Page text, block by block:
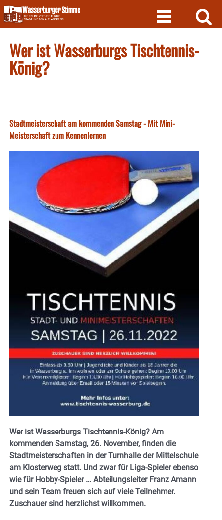
Skip
to
content
Wer ist Wasserburgs Tischtennis-
König?
Stadtmeisterschaft am kommenden Samstag - Mit Mini-
Meisterschaft zum Kennenlernen
Wer ist Wasserburgs Tischtennis-König? Am
kommenden Samstag, 26. November, finden die
Stadtmeisterschaften in der Turnhalle der Mittelschule
am Klosterweg statt. Und zwar für Liga-Spieler ebenso
wie für Hobby-Spieler … Abteilungsleiter Franz Amann
und sein Team freuen sich auf viele Teilnehmer.
Zuschauer sind herzlichst willkommen.